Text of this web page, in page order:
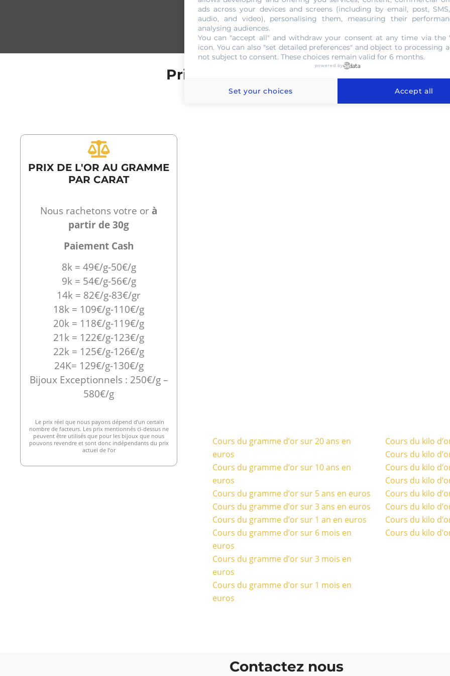
NOUS CONTACTER
Prix de l'or au gramme à Kontich
PRIX DE L'OR AU GRAMME
PAR CARAT
Nous rachetons votre orà
partir de 30g
Paiement Cash
8k = 49€/g-50€/g
9k = 54€/g-56€/g
14k = 82€/g-83€/gr
18k = 109€/g-110€/g
20k = 118€/g-119€/g
21k = 122€/g-123€/g
22k = 125€/g-126€/g
24K= 129€/g-130€/g
Bijoux Exceptionnels : 250€/g –
580€/g
Le prix réel que nous payons dépend d’un certain
nombre de facteurs. Les prix mentionnés ci-dessus ne
peuvent être utilisés que pour les bijoux que nous
pouvons revendre et sont donc indépendants du prix
actuel de l’or
Cours du gramme d’or sur 20 ans en
euros
Cours du gramme d’or sur 10 ans en
euros
Cours du gramme d’or sur 5 ans en euros
Cours du gramme d’or sur 3 ans en euros
Cours du gramme d’or sur 1 an en euros
Cours du gramme d’or sur 6 mois en
euros
Cours du gramme d’or sur 3 mois en
euros
Cours du gramme d’or sur 1 mois en
euros
Cours du kilo
Cours du kilo
Cours du kilo
Cours du kilo
Cours du kilo
Cours du kilo
Cours du kilo
Cours du kilo
Contactez nous
ads across your devices and screens (including by email, post,
audio, and video), personalising them, measuring their
analysing audiences.
You can "accept all" and withdraw your consent at any time via the
icon. You can also "set detailed preferences" and object to processing
not subject to consent. These choices remain valid for 6 months.
powered by
Set your choices Accept all